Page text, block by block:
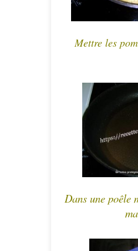
Mettre les
Dans une poêle